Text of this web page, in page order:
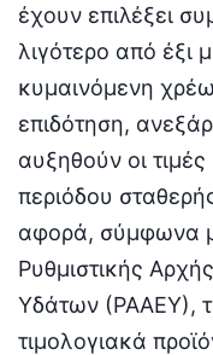
έχουν επιλέξει
λιγότερο από έξι
κυμαινόμενη
επιδότηση,
αυξηθούν οι
περιόδου
αφορά, σύμφωνα
Ρυθμιστικής
Υδάτων (ΡΑΑΕΥ),
τιμολογιακά